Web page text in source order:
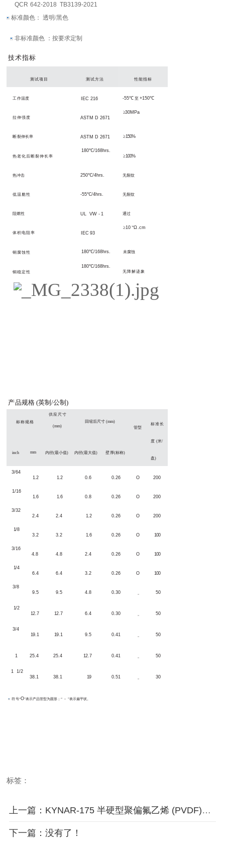
QCR 642-2018TB3139-2021
标准颜色： 透明/黑色
非标准颜色 ：按要求定制
技术指标
测试项目 测试方法 性能指标
工作温度 IEC 216 -55℃至 +150℃
拉伸强度 ASTM D 2671
≥30MPa
断裂伸长率 ASTM D 2671 ≥150%
热老化后断裂伸长率
180℃/168hrs.
≥100%
热冲击 250℃/4hrs 无裂纹
低温脆性 -55℃/4hrs 无裂纹
阻燃性 UL VW- 1 通过
体积电阻率 IEC 93
≥10 14Ω .cm
铜腐蚀性 180℃/168hrs. 未腐蚀
铜稳定性
180℃/168hrs.
无降解迹象
产品规格 (英制/公制)
标称规格
供应尺寸
(mm)
回缩后尺寸 (mm)
管型
标准长
度 (米/
盘)
inch mm 内径(最小值) 内径(最大值) 壁 厚(标称)
3/64
1 .2 1 .2 0.6 0.26 O 200
1/16
1 .6 1 .6 0.8 0.26 O 200
3/32
2.4
2.4 1 .2 0.26 O 200
1/8
3 .2 3 .2 1 .6 0.26 O 100
3/16
4 .8 4 .8 2.4 0.26 O 100
1/4
6 .4 6 .4 3 .2 0.26 O 100
3/8
9 .5 9 .5 4 .8 0.30 － 50
1/2
12.7 12.7 6 .4 0.30 － 50
3/4
19.1 19.1 9 .5 0.41 － 50
1 25.4 25.4 12.7 0.41 － 50
1
1/2
38.1 38.1 19 0.51 － 30
符号“O”表示产品管型为圆形；“ － ”表示扁平状。
标签：
上一篇：KYNAR-175 半硬型聚偏氟乙烯 (PVDF)热缩管
下一篇：没有了！